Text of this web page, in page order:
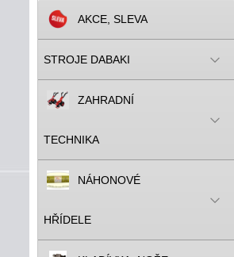
AKCE, SLEVA
STROJE DABAKI
ZAHRADNÍ
TECHNIKA
NÁHONOVÉ
HŘÍDELE